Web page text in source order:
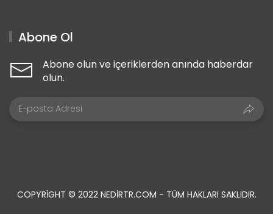
Abone Ol
Abone olun ve içeriklerden anında haberdar
olun.
COPYRIGHT © 2022 NEDIRTR.COM - TÜM HAKLARI SAKLIDIR.